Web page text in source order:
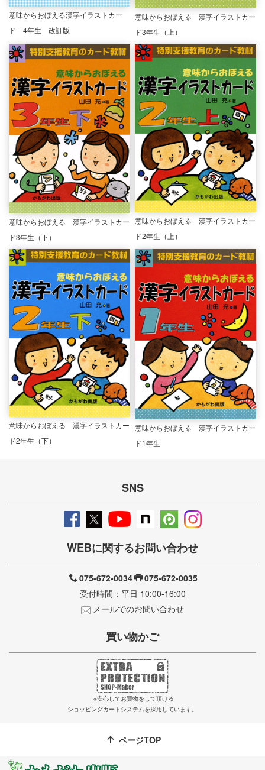
意味からおぼえる漢字イラストカー
ド 4年生 改訂版
意味からおぼえる 漢字イラストカー
ド3年生（上）
意味からおぼえる 漢字イラストカー
ド3年生（下）
意味からおぼえる 漢字イラストカー
ド2年生（上）
意味からおぼえる 漢字イラストカー
ド2年生（下）
意味からおぼえる 漢字イラストカー
ド1年生
SNS
WEBに関するお問い合わせ
075-672-0034
075-672-0035
受付時間：平日 10:00-16:00
メールでのお問い合わせ
買い物かご
※安心してお買物をして頂ける
ショッピングカートシステムを採用しています。
ページTOP